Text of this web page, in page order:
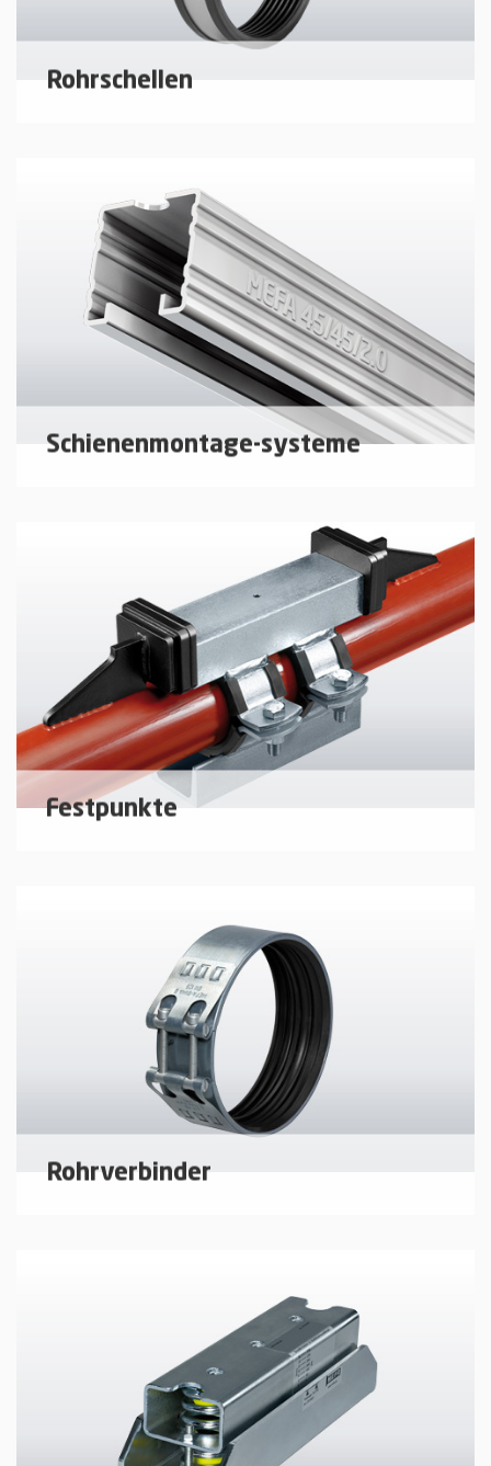
Rohrschellen
mehr erfahren
Schienenmontage-systeme
Montageschienen und Installationsbauteile für die
mehr erfahren
Festpunkte
kompensierender Rohrstrecken
mehr erfahren
Rohrverbinder
Abflussrohre und Formstücke.